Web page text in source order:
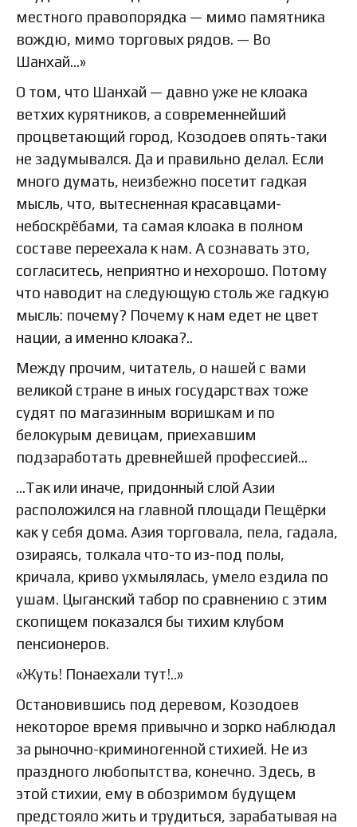
местного правопорядка — мимо памятника
вождю, мимо торговых рядов. — Во
Шанхай…»
О том, что Шанхай — давно уже не клоака
ветхих курятников, а современнейший
процветающий город, Козодоев опять-таки
не задумывался. Да и правильно делал. Если
много думать, неизбежно посетит гадкая
мысль, что, вытесненная красавцами-
небоскрёбами, та самая клоака в полном
составе переехала к нам. А сознавать это,
согласитесь, неприятно и нехорошо. Потому
что наводит на следующую столь же гадкую
мысль: почему? Почему к нам едет не цвет
нации, а именно клоака?..
Между прочим, читатель, о нашей с вами
великой стране в иных государствах тоже
судят по магазинным воришкам и по
белокурым девицам, приехавшим
подзаработать древнейшей профессией…
…Так или иначе, придонный слой Азии
расположился на главной площади Пещёрки
как у себя дома. Азия торговала, пела, гадала,
озираясь, толкала что-то из-под полы,
кричала, криво ухмылялась, умело ездила по
ушам. Цыганский табор по сравнению с этим
скопищем показался бы тихим клубом
пенсионеров.
«Жуть! Понаехали тут!..»
Остановившись под деревом, Козодоев
некоторое время привычно и зорко наблюдал
за рыночно-криминогенной стихией. Не из
праздного любопытства, конечно. Здесь, в
этой стихии, ему в обозримом будущем
предстояло жить и трудиться, зарабатывая на